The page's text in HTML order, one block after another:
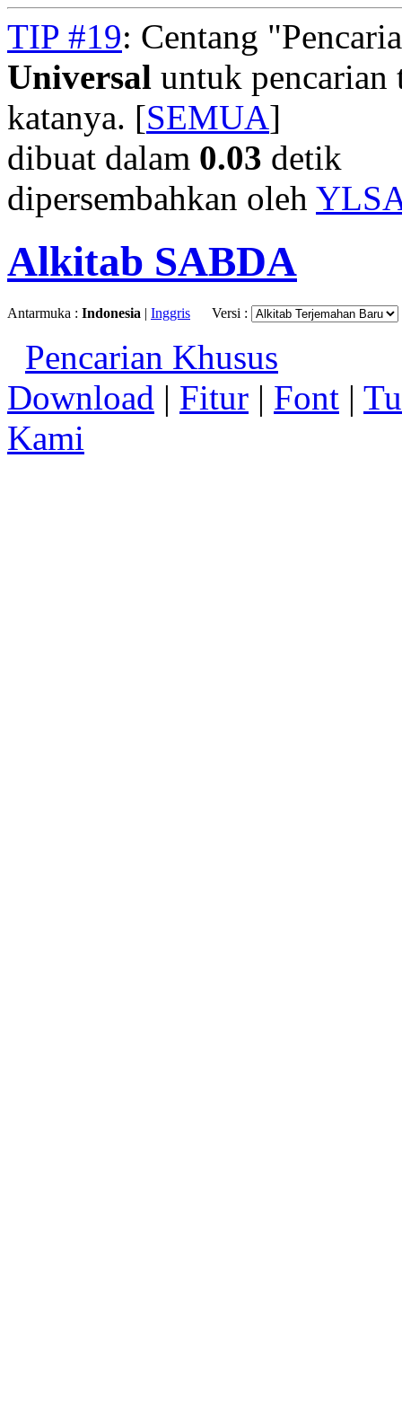
TIP #19: Centang
Universal untuk pencarian
katanya. [SEMUA]
dibuat dalam 0.03 detik
dipersembahkan oleh
Alkitab SABDA
Antarmuka : Indonesia | Inggris Versi :
Pencarian Khusus
Download | Fitur | Font |
Kami